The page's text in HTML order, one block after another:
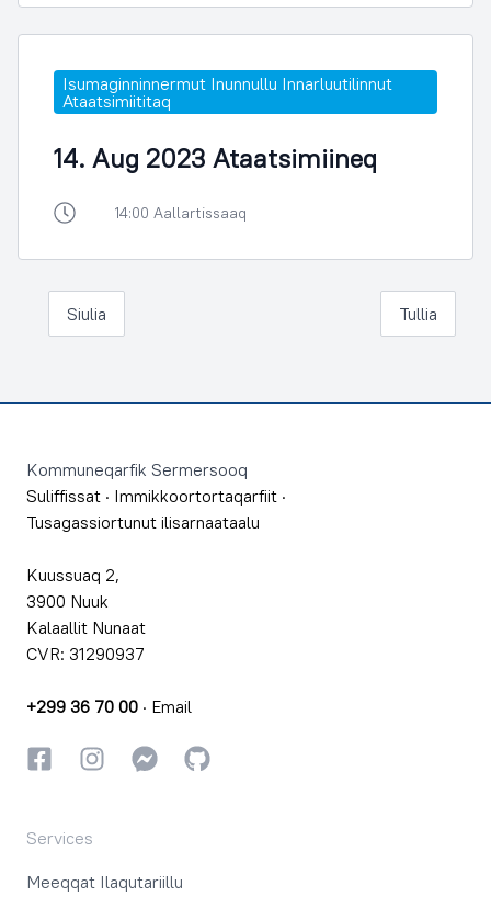
Isumaginninnermut Inunnullu Innarluutilinnut
Ataatsimiititaq
14. Aug 2023 Ataatsimiineq
14:00 Aallartissaaq
Siulia Tullia
Kommuneqarfik Sermersooq
Suliffissat · Immikkoortortaqarfiit ·
Tusagassiortunut ilisarnaataalu
Kuussuaq 2,
3900 Nuuk
Kalaallit Nunaat
CVR: 31290937
+299 36 70 00 · Email
FacebookkiInstagrammiInstagrammi
GitHub
Services
Meeqqat Ilaqutariillu